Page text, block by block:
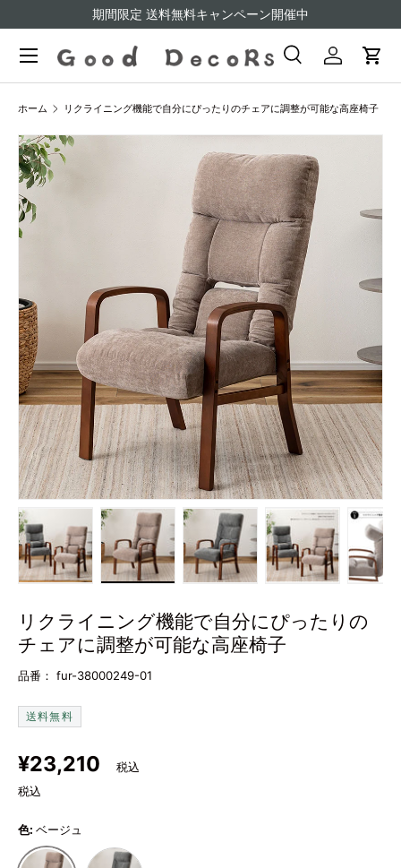
コンテンツへスキップ
期間限定 送料無料キャンペーン開催中
検索
検索 ログインカー
ホーム リクライニング機能で自分にぴったりのチェアに調整が可能な高座椅子
商品情報にスキップ
画像2をギャラリービューでご覧になれます
リクライニング機能で自分にぴったりの
チェアに調整が可能な高座椅子
品番： fur-38000249-01
送料無料
定価
¥23,210
税込
色: ベージュ
ベージュ グレー